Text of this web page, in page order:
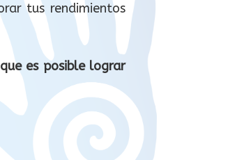
tus rendimientos
es posible lograr